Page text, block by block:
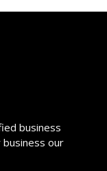
business
our